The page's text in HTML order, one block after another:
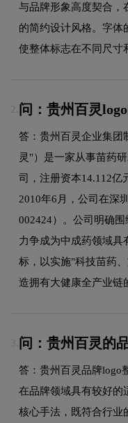
与品牌形象高度契合，
的简约设计风格。字体
使整体标志在不同尺寸
2. 问：贵州百灵
答：贵州百灵企业集团
灵"）是一家从事苗药
司，注册资本14.112亿
2010年6月，公司在深
002424）。公司明确
力争成为中成药领域具
标，以实施"科技苗药
造拥有大健康全产业链
3. 问：贵州百灵的
答：贵州百灵品牌logo
在品牌领域具有较好的
核心手法，既符合行业